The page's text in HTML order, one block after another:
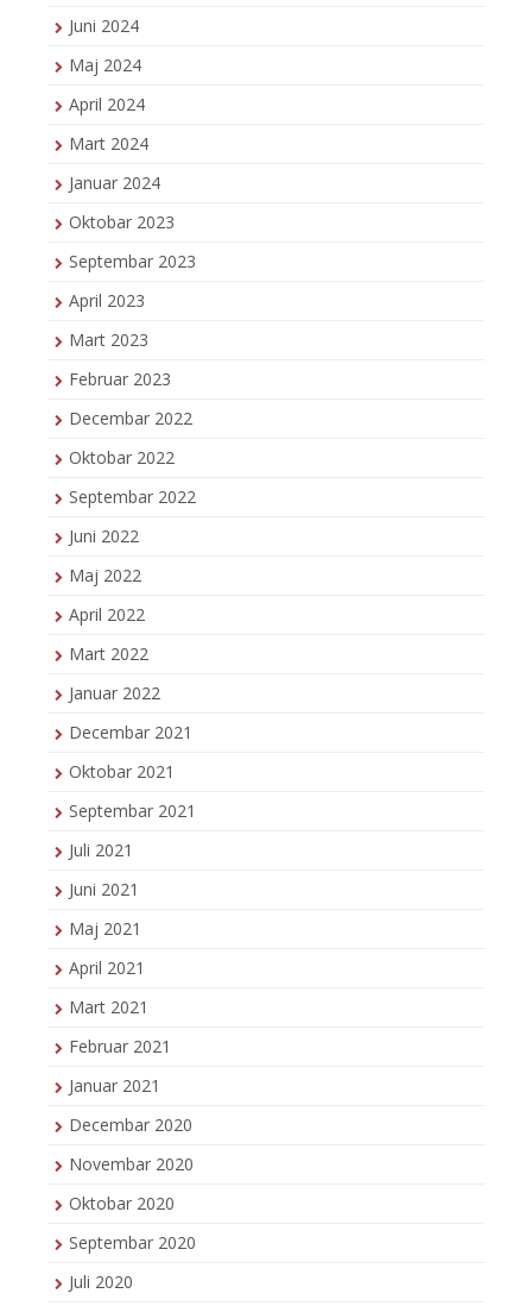
Juni 2024
Maj 2024
April 2024
Mart 2024
Januar 2024
Oktobar 2023
Septembar 2023
April 2023
Mart 2023
Februar 2023
Decembar 2022
Oktobar 2022
Septembar 2022
Juni 2022
Maj 2022
April 2022
Mart 2022
Januar 2022
Decembar 2021
Oktobar 2021
Septembar 2021
Juli 2021
Juni 2021
Maj 2021
April 2021
Mart 2021
Februar 2021
Januar 2021
Decembar 2020
Novembar 2020
Oktobar 2020
Septembar 2020
Juli 2020